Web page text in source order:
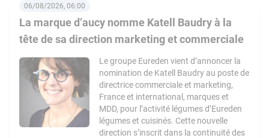
La marque d’aucy nomme Katell Baudry à la
tête de sa direction marketing et commerciale
06/08/2026, 06:00
Le groupe Eureden vient d’annoncer la
nomination de Katell Baudry au poste de
directrice commerciale et marketing,
France et international, marques et
MDD, pour l’activité légumes d’Eureden
légumes et cuisinés. Cette nouvelle
direction s’inscrit dans la continuité des